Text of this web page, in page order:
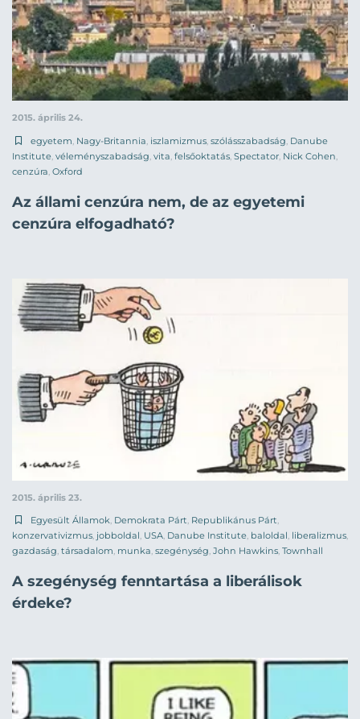
2015. április 24.
egyetem Nagy-Britannia iszlamizmus szólásszabadság Danube
Institute véleményszabadság vita felsőoktatás Spectator Nick Cohen
cenzúra Oxford
Az állami cenzúra nem, de az egyetemi
cenzúra elfogadható?
2015. április 23.
Egyesült Államok Demokrata Párt Republikánus Párt
konzervativizmus jobboldal USA Danube Institute baloldal liberalizmus
gazdaság társadalom munka szegénység John Hawkins Townhall
A szegénység fenntartása a liberálisok
érdeke?